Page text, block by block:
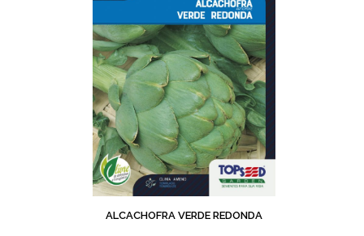
ALCACHOFRA VERDE REDONDA